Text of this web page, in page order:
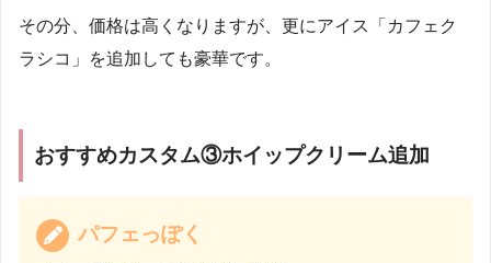
その分、価格は高くなりますが、更にアイス「カフェク
ラシコ」を追加しても豪華です。
おすすめカスタム③ホイップクリーム追加
パフェっぽく